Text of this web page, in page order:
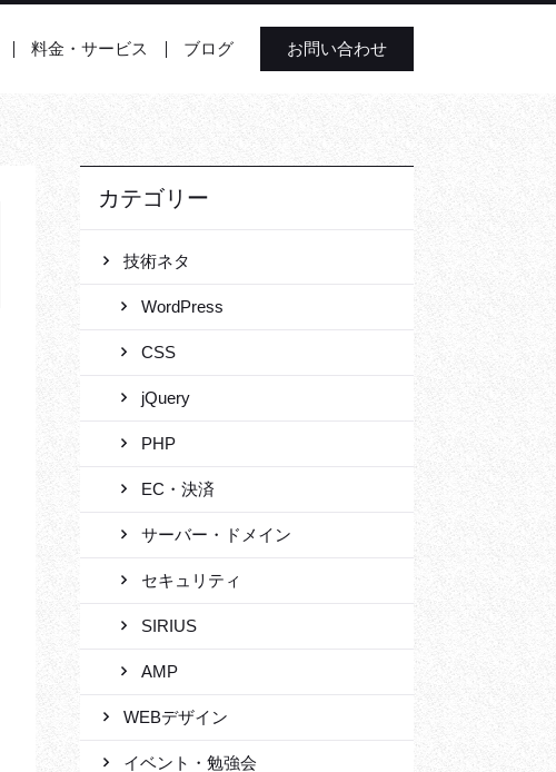
料金・サービス ブログ お問い合わせ
カテゴリー
技術ネタ
WordPress
CSS
jQuery
PHP
EC・決済
サーバー・ドメイン
セキュリティ
SIRIUS
AMP
WEBデザイン
イベント・勉強会